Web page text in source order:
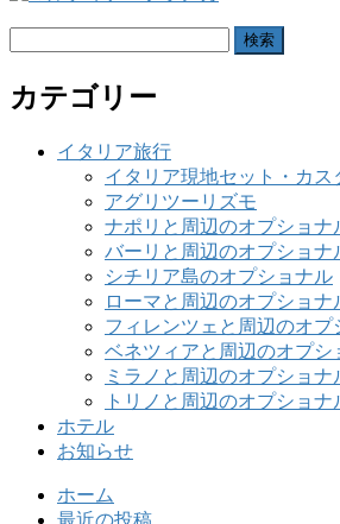
カテゴリー
イタリア旅行
イタリア現地セット・カス
アグリツーリズモ
ナポリと周辺のオプショナ
バーリと周辺のオプショナ
シチリア島のオプショナル
ローマと周辺のオプショナ
フィレンツェと周辺のオプ
ベネツィアと周辺のオプシ
ミラノと周辺のオプショナ
トリノと周辺のオプショナ
ホテル
お知らせ
ホーム
最近の投稿